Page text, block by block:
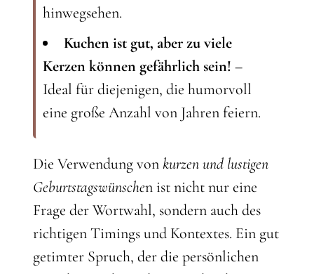
hinwegsehen.
Kuchen ist gut, aber zu viele
Kerzen können gefährlich sein! –
Ideal für diejenigen, die humorvoll
eine große Anzahl von Jahren feiern.
Die Verwendung von kurzen und lustigen
Geburtstagswünschen ist nicht nur eine
Frage der Wortwahl, sondern auch des
richtigen Timings und Kontextes. Ein gut
getimter Spruch, der die persönlichen